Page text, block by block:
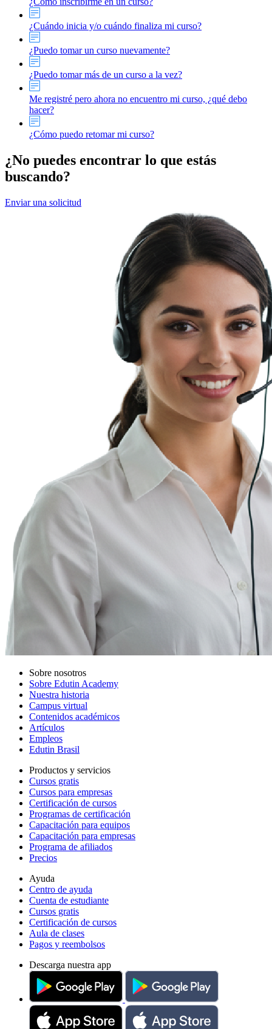
¿Cuándo inicia y/o cuándo finaliza mi curso?
¿Puedo tomar un curso nuevamente?
¿Puedo tomar más de un curso a la vez?
Me registré pero ahora no encuentro mi curso, ¿qué debo
hacer?
¿Cómo puedo retomar mi curso?
¿No puedes encontrar lo que estás
buscando?
Enviar una solicitud
Sobre nosotros
Sobre Edutin Academy
Nuestra historia
Campus virtual
Contenidos académicos
Artículos
Empleos
Edutin Brasil
Productos y servicios
Cursos gratis
Cursos para empresas
Certificación de cursos
Programas de certificación
Capacitación para equipos
Capacitación para empresas
Programa de afiliados
Precios
Ayuda
Centro de ayuda
Cuenta de estudiante
Cursos gratis
Certificación de cursos
Aula de clases
Pagos y reembolsos
Descarga nuestra app